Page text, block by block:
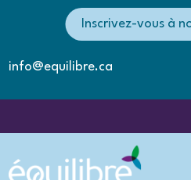
info@equilibre.ca
Inscrivez-vous à